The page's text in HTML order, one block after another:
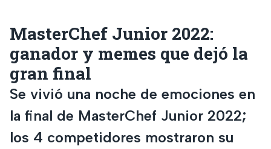
MasterChef Junior 2022:
ganador y memes que dejó la
gran final
Se vivió una noche de emociones en
la final de MasterChef Junior 2022;
los 4 competidores mostraron su